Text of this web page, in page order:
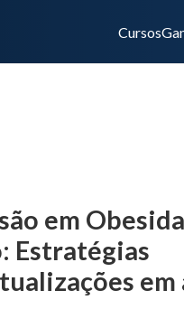
Cursos
em
Estratégias
em